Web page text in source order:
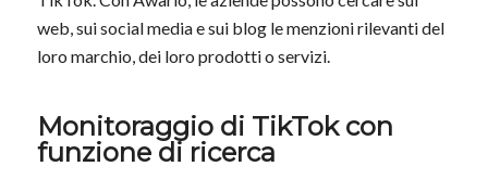
web, sui social media e sui blog le menzioni rilevanti del
loro marchio, dei loro prodotti o servizi.
Monitoraggio di TikTok con
funzione di ricerca